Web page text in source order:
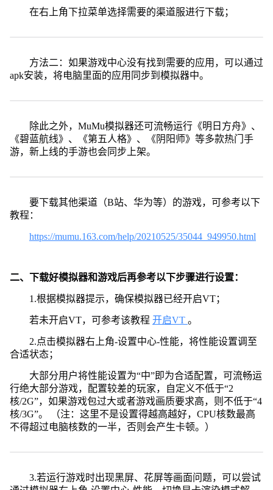
在右上角下拉菜单选择需要的渠道服进行下载；
方法二：如果游戏中心没有找到需要的应用，可以通过
apk安装，将电脑里面的应用同步到模拟器中。
除此之外，MuMu模拟器还可流畅运行《明日方舟》、
《碧蓝航线》、《第五人格》、《阴阳师》等多款热门手
游，新上线的手游也会同步上架。
要下载其他渠道（B站、华为等）的游戏，可参考以下
教程：
https://mumu.163.com/help/20210525/35044_949950.html
二、下载好模拟器和游戏后再参考以下步骤进行设置：
1.根据模拟器提示，确保模拟器已经开启VT；
若未开启VT，可参考该教程 开启VT 。
2.点击模拟器右上角-设置中心-性能，将性能设置调至
合适状态；
大部分用户将性能设置为“中”即为合适配置，可流畅运
行绝大部分游戏，配置较差的玩家，自定义不低于“2
核/2G”，如果游戏包过大或者游戏画质要求高，则不低于“4
核/3G”。 （注：这里不是设置得越高越好，CPU核数最高
不得超过电脑核数的一半，否则会产生卡顿。）
3.若运行游戏时出现黑屏、花屏等画面问题，可以尝试